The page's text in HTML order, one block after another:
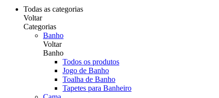
Todas as categorias
Voltar
Categorias
Banho
Voltar
Banho
Todos os produtos
Jogo de Banho
Toalha de Banho
Tapetes para Banheiro